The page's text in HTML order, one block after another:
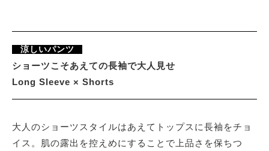
涼しいパンツ
ショーツこそあえての長袖で大人見せ
Long Sleeve × Shorts
大人のショーツスタイルはあえてトップスに長袖をチョ
イス。肌の露出を控えめにすることで上品さを保ちつ